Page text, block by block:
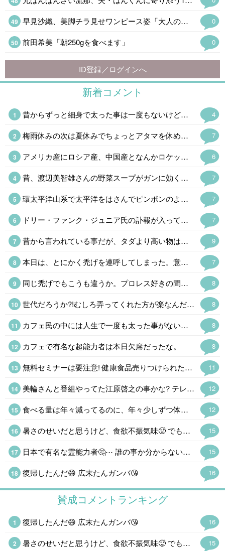
0
早見沙織、美脚チラ見せワンピース姿「大人の魅力」
0
前田希美「朝250gを食べます」
ID登録／ログインへ
新着コメント
4
昔からずっと細身で太った事は一度もないけど、バナナ型だから年取ったらブクブク太って落ちなくなる体質 今はいいけど晩年は巨漢かも 笑
7
梅雨休みの次は夏休みでちょっとアタマを休めるかと思ったら「禿、禿」と連呼されたので「呼んだ?呼んだよね」とオフロスキーになった。←そんなん見とるんですか💀
6
アメリカ産にロシア産、中国産となんかロケット花火を打ち込んできた北朝鮮産もあるな。学校ならクラス分けなんだけどなぜか同じクラスで同じ班になってる。
7
昔、渡辺美智雄さんの野菜スープがガンに効くとやってたけど(言い出した無免許医は逮捕)、効能はともかく健康にはよさそうだ。(味は知らんw) ハーバード式はキャベツ、玉ねぎ、ニンジン、カボチャを煮込むという話でカボチャの甘みがあるそうだ。カレー粉を入れたくなるけど。(あ。キャベツがw ) ロカボにもいいというので、やってみるか。
7
環太平洋山系で太平洋をはさんでピンポンのように地震や火山の噴火があるのはいつものことだけど、最近は周期が短すぎる。おそらく東海·東南海·南海三連動と富士山噴火というのが2030年代に予想されるけど、少し早まるかも。 私は予知夢と直感。地震雲ウォッチャーなのでかなり怪しいと思われているけど。
7
ドリー・ファンク・ジュニア氏の訃報が入って喪に服して自粛。荒法師ジン·キニスキーからNWA世界王座を奪った時は時代が変わったと思った。野球でいえば張本さんの世界からイチローの時代になったようなもので。馬場さんの全日本プロレスはファンク一家あってのものでファンには大恩人。あの世界で85歳で天寿を全うしたのは凄い。
9
昔から言われている事だが、タダより高い物はないのだ。入り口は無料、出口は有料。
7
本日は、とにかく禿げを連呼してしまった。意図はしていないのだが(笑)。
8
同じ禿げでもこうも違うか。プロレス好きの間で有名な格好いい禿げである。
8
世代だろうか?!むしろ弄ってくれた方が楽なんだが(笑)。そう、禿げてますが何か。変に気を遣われると気不味い。
8
カフェ民の中には人生で一度も太った事がない者や痩せ型が多くて驚く。日本人は太りやすい遺伝子のはずなんだが。メタボ禿げと自虐する者と儂も大して変わらん(笑)。
8
カフェで有名な超能力者は本日欠席だったな。
11
無料セミナーは要注意! 健康食品売りつけられたり、保険の勧誘とか、罠がある。
12
美輪さんと番組やってた江原啓之の事かな? テレビには出てないけど、国分の件で動画出してたよ。 昔やってた番組で、国分は陶芸の道に行くと予言されてたけど、テレビには出なくなったし、予言通りになりそうだね。
12
食べる量は年々減ってるのに、年々少しずつ体重が増える。 中年太りしない人、ほんと羨ましい。
15
暑さのせいだと思うけど、食欲不振気味🥵 でもあんまり痩せないんだな~😭 中年太りで少しお腹も出てきたし⤵️🌀
15
日本で有名な霊能力者🤔⋯ 誰の事か分からないけど、美輪さんなら運転してたよ😄
16
復帰したんだ😄 広末たんガンバ😘
賛成コメントランキング
16
復帰したんだ😄 広末たんガンバ😘
15
暑さのせいだと思うけど、食欲不振気味🥵 でもあんまり痩せないんだな~😭 中年太りで少しお腹も出てきたし⤵️🌀